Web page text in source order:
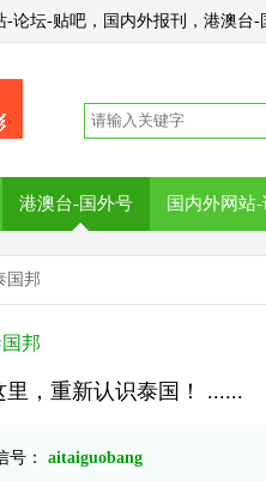
坛-贴吧，国内外报刊，港澳台-
港澳台-国外号 国内外网站
国邦
邦
里，重新认识泰国！ ......
号： aitaiguobang